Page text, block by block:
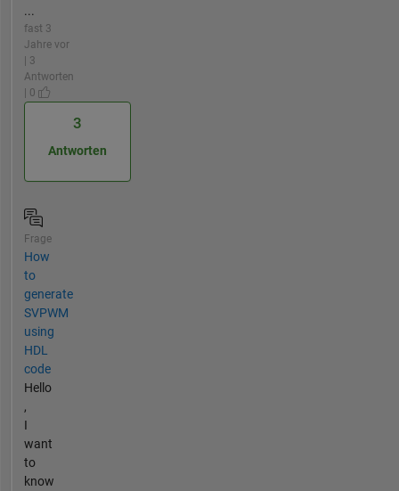
...
fast 3
Jahre vor
| 3
Antworten
| 0
3
Antworten
Frage
How
to
generate
SVPWM
using
HDL
code
Hello
,
I
want
to
know